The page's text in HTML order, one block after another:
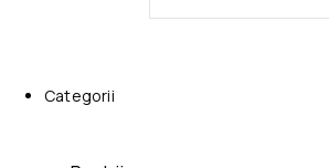
Categorii